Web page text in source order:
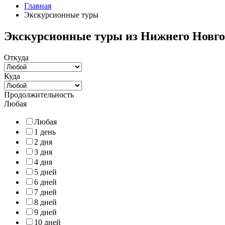
Главная
Экскурсионные туры
Экскурсионные туры из Нижнего
Откуда
Куда
Продолжительность
Любая
Любая
1 день
2 дня
3 дня
4 дня
5 дней
6 дней
7 дней
8 дней
9 дней
10 дней